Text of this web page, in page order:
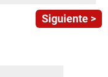
Siguiente >